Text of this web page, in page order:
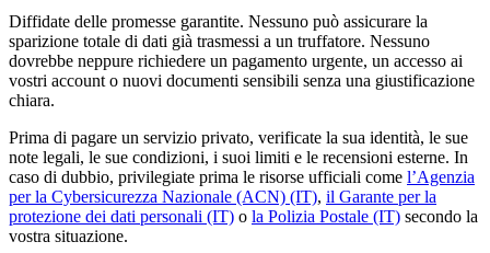
Diffidate delle promesse garantite. Nessuno può assicurare la
sparizione totale di dati già trasmessi a un truffatore. Nessuno
dovrebbe neppure richiedere un pagamento urgente, un accesso ai
vostri account o nuovi documenti sensibili senza una giustificazione
chiara.
Prima di pagare un servizio privato, verificate la sua identità, le sue
note legali, le sue condizioni, i suoi limiti e le recensioni esterne. In
caso di dubbio, privilegiate prima le risorse ufficiali come l’Agenzia
per la Cybersicurezza Nazionale (ACN) (IT), il Garante per la
protezione dei dati personali (IT) o la Polizia Postale (IT) secondo la
vostra situazione.